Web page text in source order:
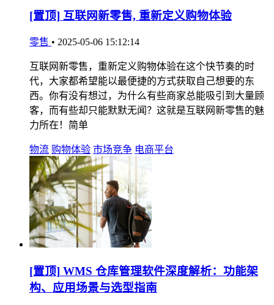
[置顶] 互联网新零售, 重新定义购物体验
零售 • 2025-05-06 15:12:14
互联网新零售，重新定义购物体验在这个快节奏的时
代，大家都希望能以最便捷的方式获取自己想要的东
西。你有没有想过，为什么有些商家总能吸引到大量顾
客，而有些却只能默默无闻？这就是互联网新零售的魅
力所在！简单
物流 购物体验 市场竞争 电商平台
[置顶] WMS 仓库管理软件深度解析：功能架
构、应用场景与选型指南